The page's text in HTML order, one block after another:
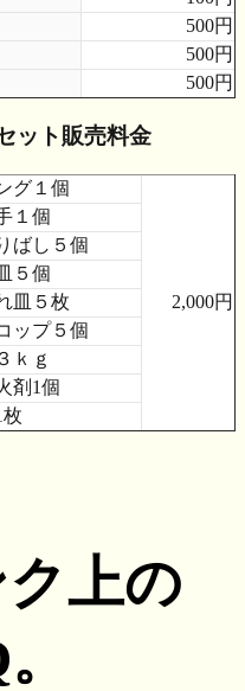
500円
500円
500円
ット販売料金
グ１個
2,000円
１個
ばし５個
５個
皿５枚
ップ５個
ｋｇ
剤1個
上の